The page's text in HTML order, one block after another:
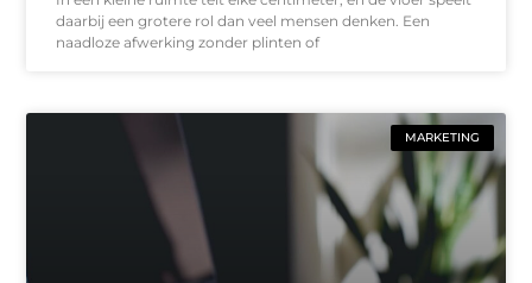
daarbij een grotere rol dan veel mensen denken. Een
naadloze afwerking zonder plinten of
MARKETING